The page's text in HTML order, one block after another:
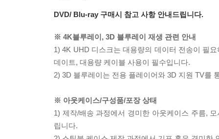
DVD/ Blu-ray 구매시 참고 사항 안내드립니다.
※ 4K블루레이, 3D 블루레이 재생 관련 안내
1) 4K UHD 디스크는 대용량의 데이터 전송이 필
데이트, 대용량 케이블 사용이 필수입니다.
2) 3D 블루레이는 전용 플레이어와 3D 지원 TV를
※ 아웃케이스/구성품/포장 상태
1) 제작/배송 과정에서 경미한 아웃케이스 주름,
립니다.